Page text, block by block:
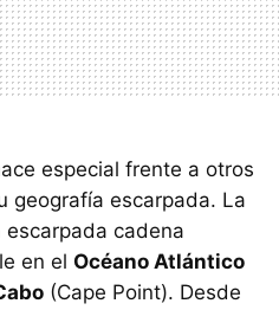
especial frente a otros
geografía escarpada. La
cadena
en el Océano Atlántico
(Cape Point). Desde